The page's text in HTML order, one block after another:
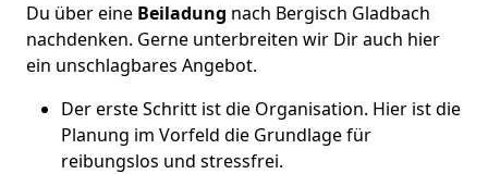
Du über eine Beiladung nach Bergisch Gladbach
nachdenken. Gerne unterbreiten wir Dir auch hier
ein unschlagbares Angebot.
Der erste Schritt ist die Organisation. Hier ist die
Planung im Vorfeld die Grundlage für
reibungslos und stressfrei.